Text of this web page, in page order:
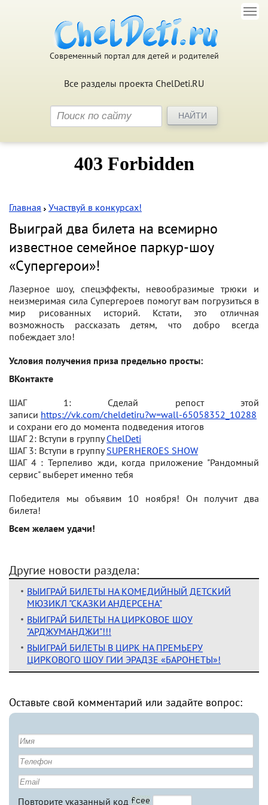
Современный портал для детей и родителей
Все разделы проекта ChelDeti.RU
Главная Участвуй в конкурсах!
Выиграй два билета на всемирно
известное семейное паркур-шоу
«Супергерои»!
Лазерное шоу, спецэффекты, невообразимые трюки и
неизмеримая сила Супергероев помогут вам погрузиться в
мир рисованных историй. Кстати, это отличная
возможность рассказать детям, что добро всегда
побеждает зло!
Условия получения приза предельно просты:
ВКонтакте
ШАГ 1: Сделай репост этой
записи https://vk.com/cheldetiru?w=wall-65058352_10288
и сохрани его до момента подведения итогов
ШАГ 2: Вступи в группуChelDeti
ШАГ 3: Вступи в группуSUPERHEROES SHOW
ШАГ 4 : Терпеливо жди, когда приложение "Рандомный
сервис" выберет именно тебя
Победителя мы объявим 10 ноября! Он получит два
билета!
Всем желаем удачи!
Другие новости раздела:
ВЫИГРАЙ БИЛЕТЫ НА КОМЕДИЙНЫЙ ДЕТСКИЙ
МЮЗИКЛ "СКАЗКИ АНДЕРСЕНА"
ВЫИГРАЙ БИЛЕТЫ НА ЦИРКОВОЕ ШОУ
"АРДЖУМАНДЖИ"!!!
ВЫИГРАЙ БИЛЕТЫ В ЦИРК НА ПРЕМЬЕРУ
ЦИРКОВОГО ШОУ ГИИ ЭРАДЗЕ «БАРОНЕТЫ»!
Оставьте свой комментарий или задайте вопрос:
Повторите указанный код